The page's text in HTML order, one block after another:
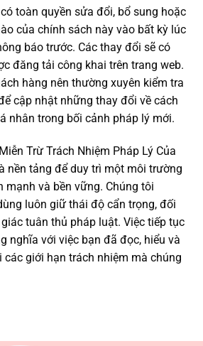
toàn quyền sửa đổi, bổ sung hoặc
của chính sách này vào bất kỳ lúc
báo trước. Các thay đổi sẽ có
đăng tải công khai trên trang web.
hàng nên thường xuyên kiểm tra
cập nhật những thay đổi về cách
nhân trong bối cảnh pháp lý mới.
Trừ Trách Nhiệm Pháp Lý Của
nền tảng để duy trì một môi trường
mạnh và bền vững. Chúng tôi
luôn giữ thái độ cẩn trọng, đối
tuân thủ pháp luật. Việc tiếp tục
nghĩa với việc bạn đã đọc, hiểu và
các giới hạn trách nhiệm mà chúng